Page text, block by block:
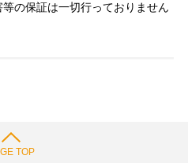
の保証は一切行っておりません
TOP